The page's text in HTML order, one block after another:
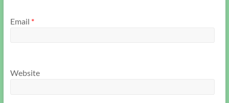
Email *
Website